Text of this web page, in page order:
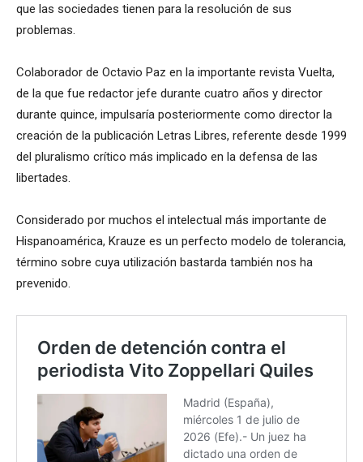
que las sociedades tienen para la resolución de sus
problemas.
Colaborador de Octavio Paz en la importante revista Vuelta,
de la que fue redactor jefe durante cuatro años y director
durante quince, impulsaría posteriormente como director la
creación de la publicación Letras Libres, referente desde 1999
del pluralismo crítico más implicado en la defensa de las
libertades.
Considerado por muchos el intelectual más importante de
Hispanoamérica, Krauze es un perfecto modelo de tolerancia,
término sobre cuya utilización bastarda también nos ha
prevenido.